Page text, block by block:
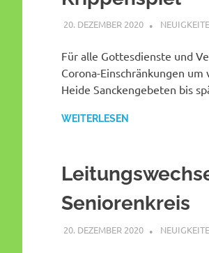
20. DEZEMBER 2020 SHAGGY
Für alle Gottesdienste und
Corona-Einschränkungen
Heide Sanckengebeten bis
WEITERLESEN
Seniorenkreis
20. DEZEMBER 2020 SHAGGY